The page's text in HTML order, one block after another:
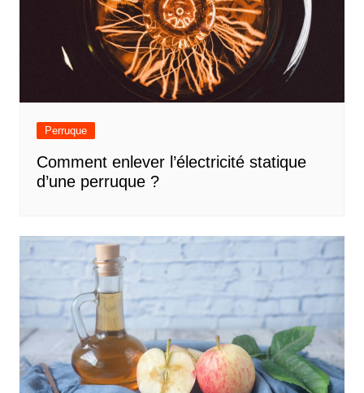
Perruque
Comment enlever l’électricité statique
d’une perruque ?